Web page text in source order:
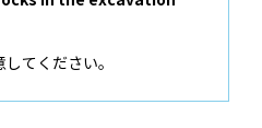
てください。